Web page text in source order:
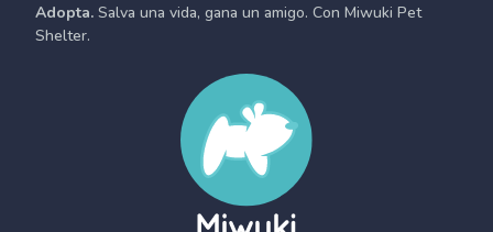
Adopta. Salva una vida, gana un amigo. Con Miwuki Pet
Shelter.